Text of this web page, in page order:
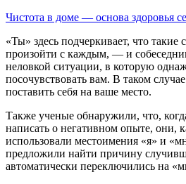
Чистота в доме — основа здоровья
«Ты» здесь подчеркивает, что такие
произойти с каждым, — и
неловкой ситуации, в которую
посочувствовать вам. В таком
поставить себя на ваше место.
Также ученые обнаружили, что,
написать о негативном опыте, они,
использовали местоимения «я» и
предложили найти причину
автоматически переключились на